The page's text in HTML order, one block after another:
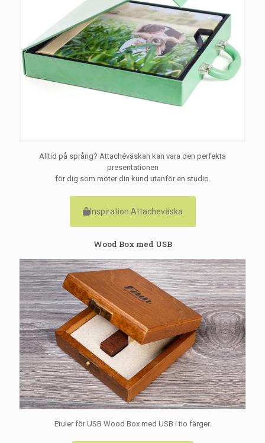
Alltid på språng? Attachéväskan kan vara den perfekta
presentationen
för dig som möter din kund utanför en studio.
Inspiration Attacheväska
Wood Box med USB
Etuier för USB Wood Box med USB i tio färger.